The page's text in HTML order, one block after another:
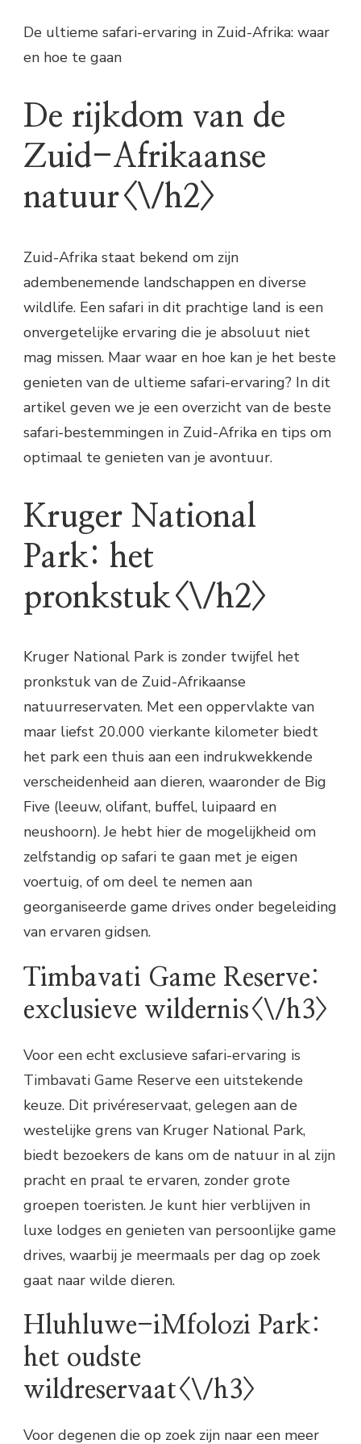
De ultieme safari-ervaring in Zuid-Afrika: waar
en hoe te gaan
De rijkdom van de
Zuid-Afrikaanse
natuur<\/h2>
Zuid-Afrika staat bekend om zijn
adembenemende landschappen en diverse
wildlife. Een safari in dit prachtige land is een
onvergetelijke ervaring die je absoluut niet
mag missen. Maar waar en hoe kan je het beste
genieten van de ultieme safari-ervaring? In dit
artikel geven we je een overzicht van de beste
safari-bestemmingen in Zuid-Afrika en tips om
optimaal te genieten van je avontuur.
Kruger National
Park: het
pronkstuk<\/h2>
Kruger National Park is zonder twijfel het
pronkstuk van de Zuid-Afrikaanse
natuurreservaten. Met een oppervlakte van
maar liefst 20.000 vierkante kilometer biedt
het park een thuis aan een indrukwekkende
verscheidenheid aan dieren, waaronder de Big
Five (leeuw, olifant, buffel, luipaard en
neushoorn). Je hebt hier de mogelijkheid om
zelfstandig op safari te gaan met je eigen
voertuig, of om deel te nemen aan
georganiseerde game drives onder begeleiding
van ervaren gidsen.
Timbavati Game Reserve:
exclusieve wildernis<\/h3>
Voor een echt exclusieve safari-ervaring is
Timbavati Game Reserve een uitstekende
keuze. Dit privéreservaat, gelegen aan de
westelijke grens van Kruger National Park,
biedt bezoekers de kans om de natuur in al zijn
pracht en praal te ervaren, zonder grote
groepen toeristen. Je kunt hier verblijven in
luxe lodges en genieten van persoonlijke game
drives, waarbij je meermaals per dag op zoek
gaat naar wilde dieren.
Hluhluwe-iMfolozi Park:
het oudste
wildreservaat<\/h3>
Voor degenen die op zoek zijn naar een meer